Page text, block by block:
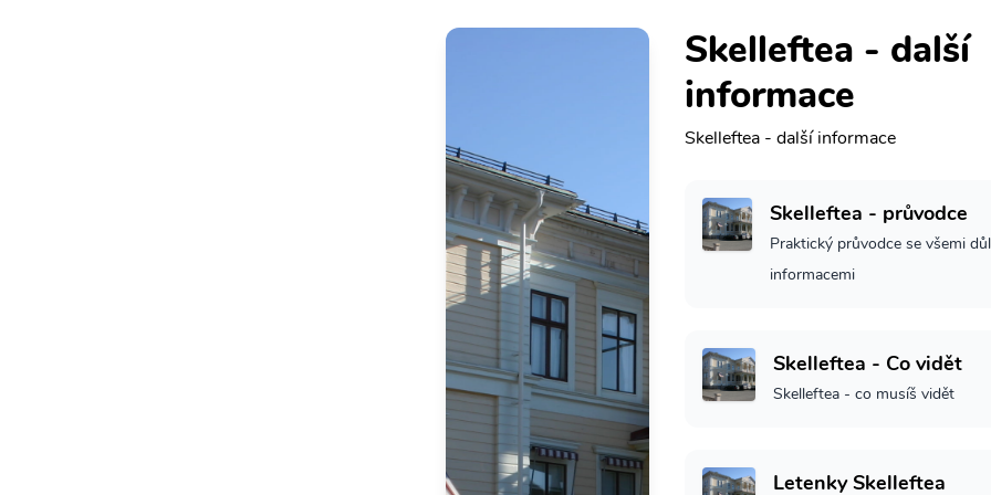
Skelleftea - další
informace
Skelleftea - další informace
Skelleftea - průvodce
Praktický průvodce se všemi
informacemi
Skelleftea - Co vidět
Skelleftea - co musíš vidět
Letenky Skelleftea